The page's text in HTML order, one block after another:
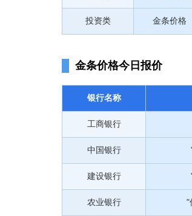
投资类 金条价格
金条价格今日报价
银行名称
工商银行
中国银行
建设银行
农业银行 "